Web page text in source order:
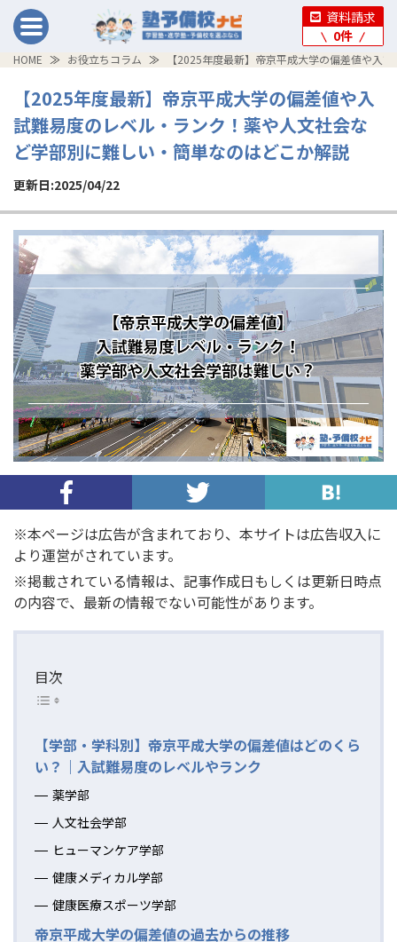
資料請求
0件
HOME お役立ちコラム 【2025年度最新】帝京平成大学の偏差値や入
【2025年度最新】帝京平成大学の偏差値や入
試難易度のレベル・ランク！薬や人文社会な
ど学部別に難しい・簡単なのはどこか解説
更新日:2025/04/22
※本ページは広告が含まれており、本サイトは広告収入に
より運営がされています。
※掲載されている情報は、記事作成日もしくは更新日時点
の内容で、最新の情報でない可能性があります。
目次
【学部・学科別】帝京平成大学の偏差値はどのくら
い？｜入試難易度のレベルやランク
薬学部
人文社会学部
ヒューマンケア学部
健康メディカル学部
健康医療スポーツ学部
帝京平成大学の偏差値の過去からの推移